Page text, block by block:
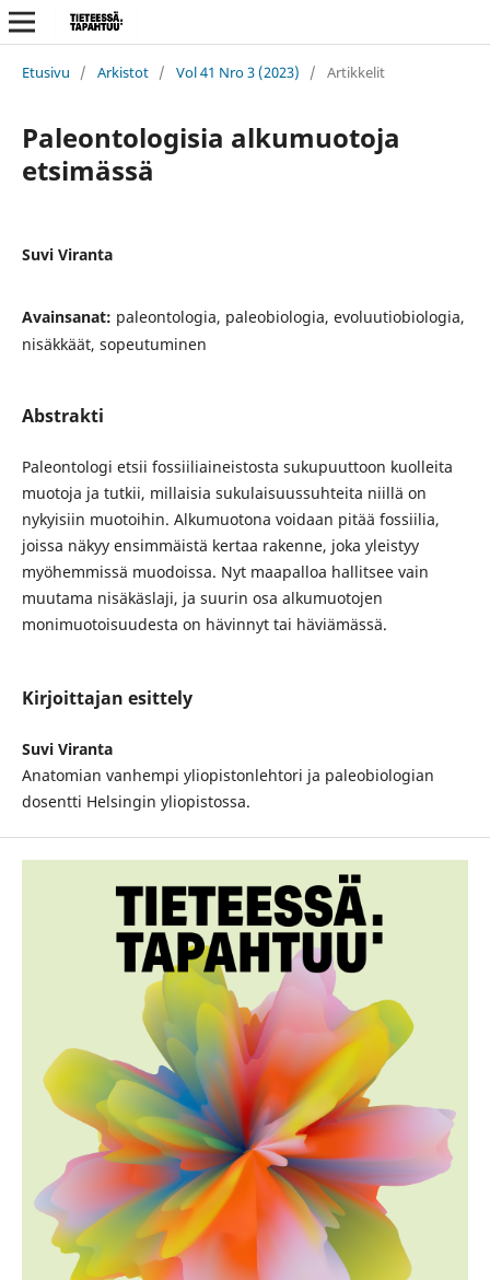
Etusivu / Arkistot / Vol 41 Nro 3 (2023) / Artikkelit
Paleontologisia alkumuotoja
etsimässä
Suvi Viranta
Avainsanat: paleontologia, paleobiologia, evoluutiobiologia,
nisäkkäät, sopeutuminen
Abstrakti
Paleontologi etsii fossiiliaineistosta sukupuuttoon kuolleita
muotoja ja tutkii, millaisia sukulaisuussuhteita niillä on
nykyisiin muotoihin. Alkumuotona voidaan pitää fossiilia,
joissa näkyy ensimmäistä kertaa rakenne, joka yleistyy
myöhemmissä muodoissa. Nyt maapalloa hallitsee vain
muutama nisäkäslaji, ja suurin osa alkumuotojen
monimuotoisuudesta on hävinnyt tai häviämässä.
Kirjoittajan esittely
Suvi Viranta
Anatomian vanhempi yliopistonlehtori ja paleobiologian
dosentti Helsingin yliopistossa.